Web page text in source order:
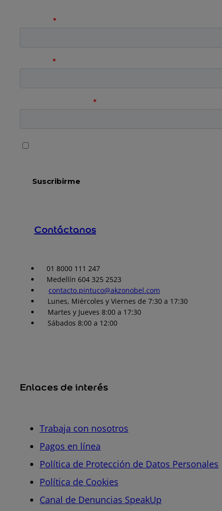
Contáctanos
01 8000 111 247
Medellín 604 325 2523
contacto.pintuco@akzonobel.com
Lunes, Miércoles y Viernes de 7:30 a 17:30
Martes y Jueves 8:00 a 17:30
Sábados 8:00 a 12:00
Enlaces de interés
Trabaja con nosotros
Pagos en línea
Política de Protección de Datos Personales
Política de Cookies
Canal de Denuncias SpeakUp